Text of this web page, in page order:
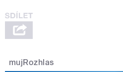
mujRozhlas